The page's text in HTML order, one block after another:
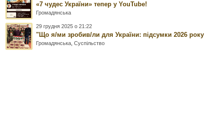
«7 чудес України» тепер у YouTube!
Громадянська
29 грудня 2025 о 21:22
"Що я/ми зробив/ли для України: підсумки 2026 року
Громадянська ,Суспільство